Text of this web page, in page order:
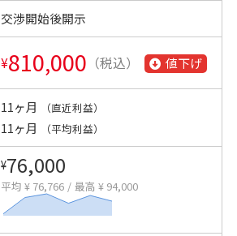
交渉開始後開示
¥810,000 （税込） 値下げ
11ヶ月 （直近利益）
11ヶ月 （平均利益）
¥76,000
平均 ¥ 76,766 / 最高 ¥ 94,000